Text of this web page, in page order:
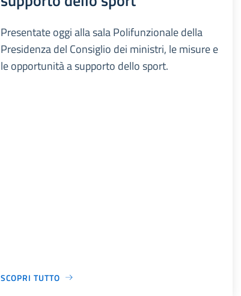
Presentate oggi alla sala Polifunzionale della
Presidenza del Consiglio dei ministri, le misure e
le opportunità a supporto dello sport.
SCOPRI TUTTO